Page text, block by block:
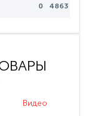
и технологий.
..
0
4863
Видео